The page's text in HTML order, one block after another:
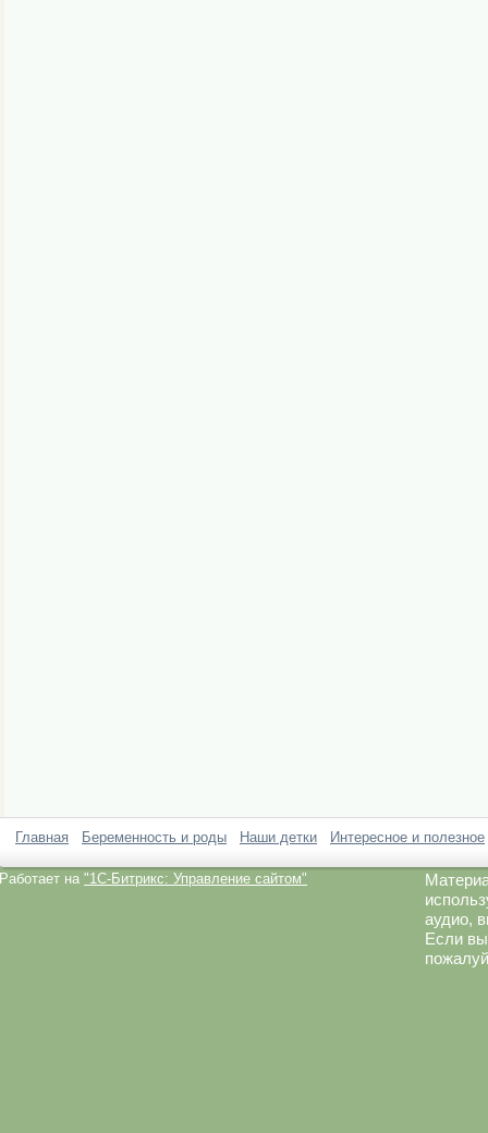
Главная Беременность и роды Наши детки Интересное и полезное
Работает на "1C-Битрикс: Управление сайтом"
аудио,
Если вы